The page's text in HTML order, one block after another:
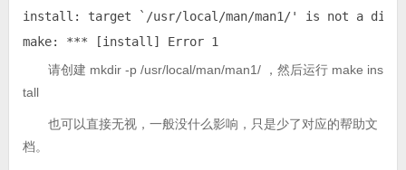
install: target `/usr/local/man/man1/' is not a
make: *** [install] Error 1
请创建 mkdir -p /usr/local/man/man1/ ，然后运行 make ins
tall
也可以直接无视，一般没什么影响，只是少了对应的帮助文
档。